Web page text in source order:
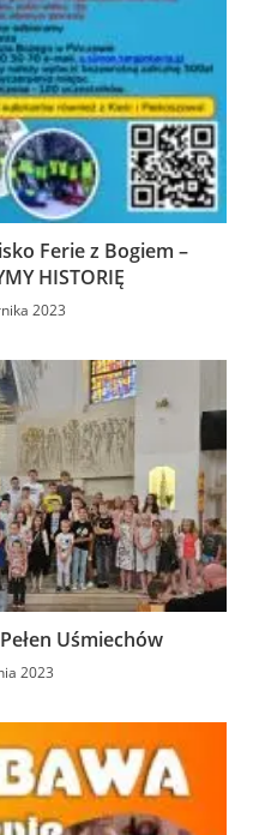
Ferie z Bogiem –
HISTORIĘ
2023
Uśmiechów
2023